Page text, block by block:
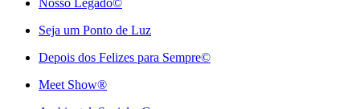
Nosso Legado©
Seja um Ponto de Luz
Depois dos Felizes para Sempre©️
Meet Show®